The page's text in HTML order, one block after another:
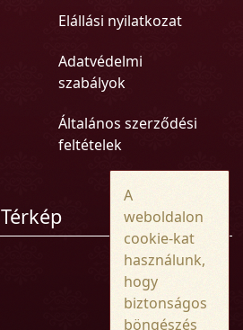
Elállási nyilatkozat
Adatvédelmi
szabályok
Általános szerződési
feltételek
Térkép
A
weboldalon
cookie-kat
használunk,
hogy
biztonságos
böngészés